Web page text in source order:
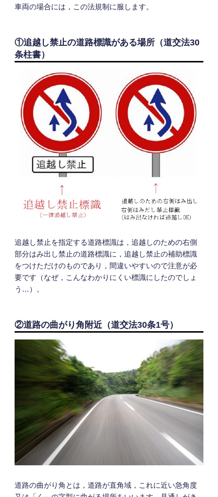
車両の場合には，この法規制に服します。
①追越し禁止の道路標識がある場所（道交法30
条柱書）
追越し禁止を指定する道路標識は，追越しのための右側
部分はみ出し禁止の道路標識に，追越し禁止の補助標識
をつけただけのものであり，間違いやすいので注意が必
要です（なぜ，こんなわかりにくい標識にしたのでしょ
う…）。
②道路の曲がり角附近（道交法30条1号）
道路の曲がり角とは，道路が直角域，これに近い急角度